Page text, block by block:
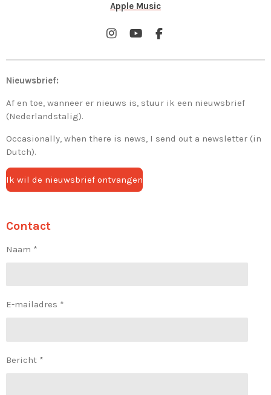
Apple Music
I
s
r
Y
u
e
F
c
o
Nieuwsbrief:
Af en toe, wanneer er nieuws is, stuur ik een nieuwsbrief
(Nederlandstalig).
Occasionally, when there is news, I send out a newsletter (in
Dutch).
Ik wil de nieuwsbrief ontvangen
Contact
Naam *
E-mailadres *
Bericht *